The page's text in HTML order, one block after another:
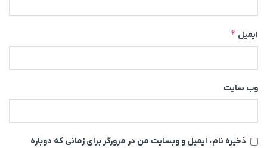
ایمیل *
وب‌ سایت
ذخیره نام، ایمیل و وبسایت من در مرورگر برای زمانی که دوباره